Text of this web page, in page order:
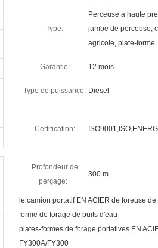
Type:
Perceuse à haute
jambe de perceuse,
agricole, plate-forme
Garantie: 12 mois
Type de puissance: Diesel
Certification:
Profondeur de
perçage:
300 m
le camion portatif EN ACIER de foreuse
forme de forage de puits d'eau
plates-formes de forage portatives EN
FY300A/FY300